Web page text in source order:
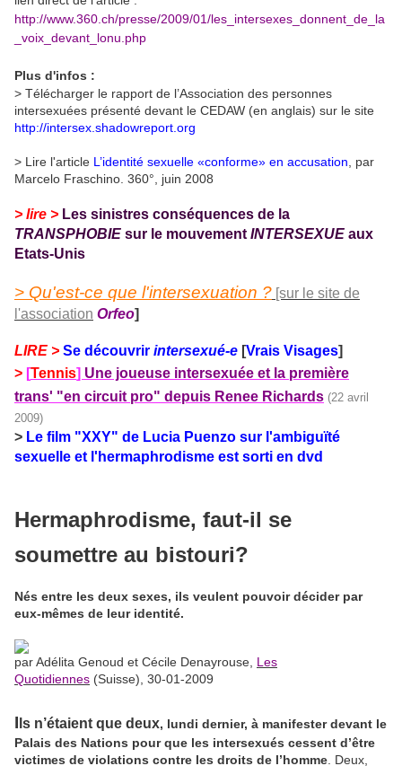
http://www.360.ch/presse/2009/01/les_intersexes_donnent_de_la
_voix_devant_lonu.php
Plus d'infos :
> Télécharger le rapport de l’Association des personnes
intersexuées présenté devant le CEDAW (en anglais) sur le site
http://intersex.shadowreport.org
> Lire l'article L’identité sexuelle «conforme» en accusation , par
Marcelo Fraschino. 360°, juin 2008
> lire > Les sinistres conséquences de la
TRANSPHOBIE sur le mouvement INTERSEXUE aux
Etats-Unis
> Qu'est-ce que l'intersexuation ? [sur le site de
l'association Orfeo]
LIRE > Se découvrir intersexué-e [Vrais Visages]
> [Tennis] Une joueuse intersexuée et la première
trans' "en circuit pro" depuis Renee Richards (22 avril
2009)
> Le film "XXY" de Lucia Puenzo sur l'ambiguïté
sexuelle et l'hermaphrodisme est sorti en dvd
Hermaphrodisme, faut-il se
soumettre au bistouri?
Nés entre les deux sexes, ils veulent pouvoir décider par
eux-mêmes de leur identité.
par Adélita Genoud et Cécile Denayrouse, Les
Quotidiennes (Suisse), 30-01-2009
I ls n’étaient que deux, lundi dernier, à manifester devant le
Palais des Nations pour que les intersexués cessent d’être
victimes de violations contre les droits de l’homme . Deux,